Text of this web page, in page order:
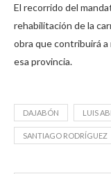
El recorrido del
rehabilitación de la
obra que contribuirá
esa provincia.
DAJABÓN LUIS
SANTIAGO RODRÍGUEZ